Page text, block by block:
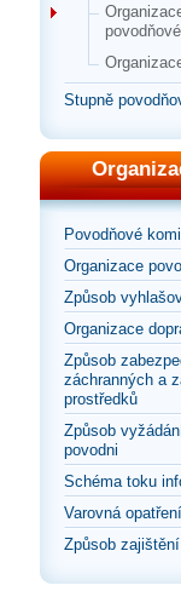
Stupně
Povodňové
Organizace
Způsob
Organizace
Způsob
záchranných a
prostředků
Způsob
povodni
Schéma toku
Varovná opatření
Způsob